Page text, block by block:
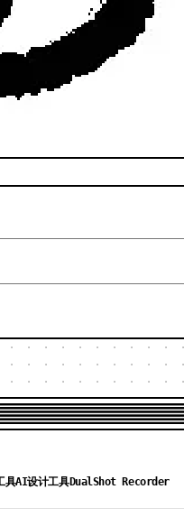
具AI设计工具DualShot Recorder